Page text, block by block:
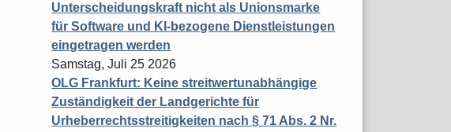
Unterscheidungskraft nicht als Unionsmarke
für Software und KI-bezogene Dienstleistungen
eingetragen werden
Samstag, Juli 25 2026
OLG Frankfurt: Keine streitwertunabhängige
Zuständigkeit der Landgerichte für
Urheberrechtsstreitigkeiten nach § 71 Abs. 2 Nr.